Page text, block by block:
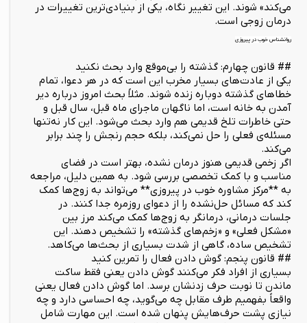
می‌کند» شوند. این تغییر نگاه، یکی از بنیادی‌ترین تغییرات در
درمان زوجی است.
روانشناس خوب در پیروزی
## قانون چهارم: گذشته را بی‌موقع وارد بحث نکنید
یکی از عادت‌های بسیار مخرب این است که در هر دعوا، تمام
خطاهای گذشته دوباره زنده شوند. مثلاً بحث امروز درباره دیر
آمدن به خانه است، اما ناگهان ماجرای ماه قبل، سال قبل و
حتی خاطرات تلخ قدیمی هم وارد بحث می‌شود. این کار نه‌تنها
مسئله‌ی فعلی را حل نمی‌کند، بلکه حجم رنجش را چند برابر
می‌کند.
اگر زخمی قدیمی هنوز درمان نشده، بهتر است در فضای
مناسب و با کمک تخصصی بررسی شود. به همین دلیل، مراجعه
به **مرکز مشاوره خوب در پیروزی** می‌تواند به زوج‌ها کمک
کند که مسائل حل‌نشده را از دعوای روزمره جدا کنند. در
جلسات درمانی، درمانگر به زوج‌ها کمک می‌کند مرز بین
«مشکل فعلی» و «زخم‌های گذشته» را تشخیص دهند. این
تشخیص ساده، گاهی از شدت بسیاری از بحث‌ها می‌کاهد.
## قانون پنجم: گوش دادن فعال را تمرین کنید
بسیاری از افراد فکر می‌کنند گوش دادن یعنی فقط ساکت
ماندن تا نوبت حرف زدنشان برسد. اما گوش دادن فعال یعنی
واقعاً بفهمیم طرف مقابل چه می‌گوید، چه احساسی دارد و چه
نیازی پشت حرف‌هایش پنهان شده است. این مهارت شامل